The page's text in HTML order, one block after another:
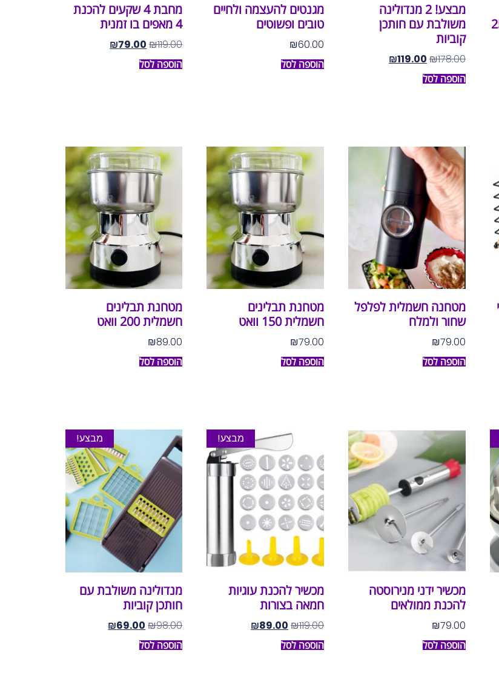
250
מבצע! 2 מנדולינה
משולבת עם חותכן
קוביות
₪178.00
₪119.00
הוספה לסל
מגנטים להעצמה ולחיים
טובים ופשוטים
₪60.00
הוספה לסל
מחבת 4 שקעים להכנת
4 מאפים בו זמנית
₪119.00
₪79.00
הוספה לסל
מטחנה חשמלית לפלפל
שחור ולמלח
₪79.00
הוספה לסל
מטחנת תבלינים
חשמלית 150 וואט
₪79.00
הוספה לסל
מטחנת תבלינים
חשמלית 200 וואט
₪89.00
הוספה לסל
מכשיר ידני מנירוסטה
להכנת ממולאים
₪79.00
הוספה לסל
מבצע!
מכשיר להכנת עוגיות
חמאה בצורות
₪119.00
₪89.00
הוספה לסל
מבצע!
מנדולינה משולבת עם
חותכן קוביות
₪98.00
₪69.00
הוספה לסל